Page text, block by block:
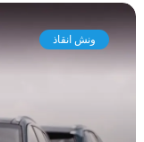
و
ونش انقاذ